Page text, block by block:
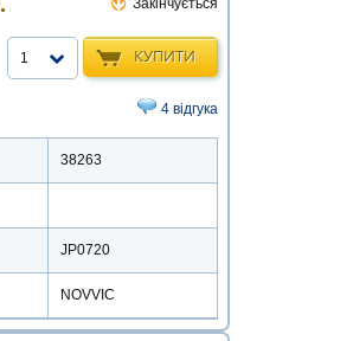
Закінчується
КУПИТИ
1
4 відгука
38263
JP0720
NOVVIC